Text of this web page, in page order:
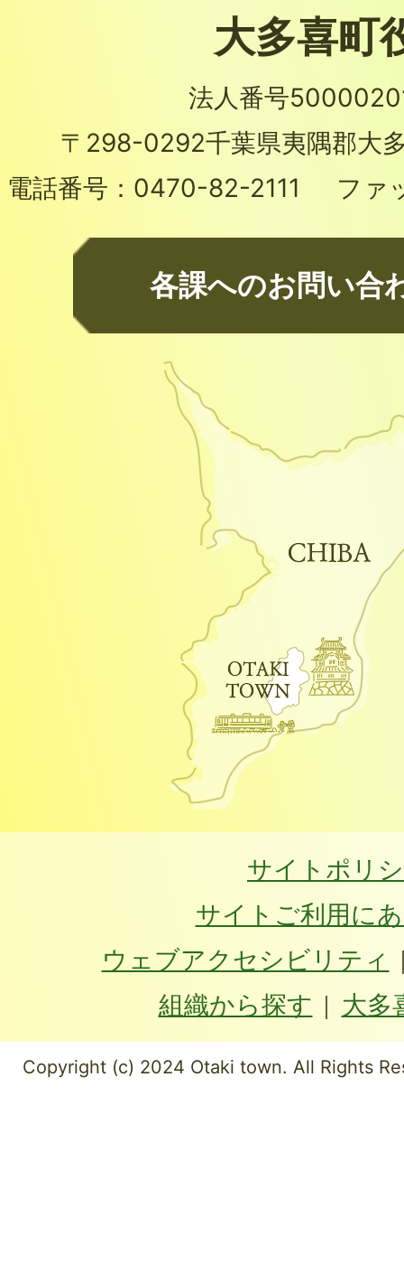
大多喜町
法人番号
〒298-0292千葉県夷隅郡大
電話番号： 0470-82-2111 ファ
各課へのお問い合
サイトポリ
サイトご利用に
ウェブアクセシビリティ
組織から探す
大多
Copyright (c) 2024 Otaki town. All Rights